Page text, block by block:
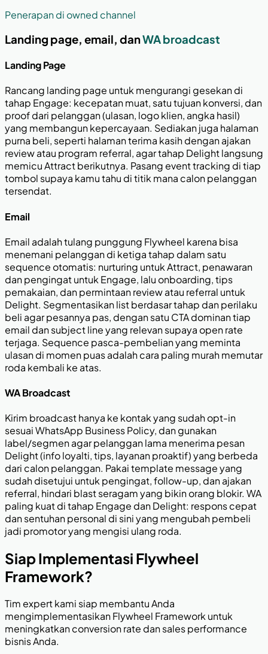
Penerapan di owned channel
Landing page, email, danWA broadcast
Landing Page
Rancang landing page untuk mengurangi gesekan di
tahap Engage: kecepatan muat, satu tujuan konversi, dan
proof dari pelanggan (ulasan, logo klien, angka hasil)
yang membangun kepercayaan. Sediakan juga halaman
purna beli, seperti halaman terima kasih dengan ajakan
review atau program referral, agar tahap Delight langsung
memicu Attract berikutnya. Pasang event tracking di tiap
tombol supaya kamu tahu di titik mana calon pelanggan
tersendat.
Email
Email adalah tulang punggung Flywheel karena bisa
menemani pelanggan di ketiga tahap dalam satu
sequence otomatis: nurturing untuk Attract, penawaran
dan pengingat untuk Engage, lalu onboarding, tips
pemakaian, dan permintaan review atau referral untuk
Delight. Segmentasikan list berdasar tahap dan perilaku
beli agar pesannya pas, dengan satu CTA dominan tiap
email dan subject line yang relevan supaya open rate
terjaga. Sequence pasca-pembelian yang meminta
ulasan di momen puas adalah cara paling murah memutar
roda kembali ke atas.
WA Broadcast
Kirim broadcast hanya ke kontak yang sudah opt-in
sesuai WhatsApp Business Policy, dan gunakan
label/segmen agar pelanggan lama menerima pesan
Delight (info loyalti, tips, layanan proaktif) yang berbeda
dari calon pelanggan. Pakai template message yang
sudah disetujui untuk pengingat, follow-up, dan ajakan
referral, hindari blast seragam yang bikin orang blokir. WA
paling kuat di tahap Engage dan Delight: respons cepat
dan sentuhan personal di sini yang mengubah pembeli
jadi promotor yang mengisi ulang roda.
Siap Implementasi Flywheel
Framework?
Tim expert kami siap membantu Anda
mengimplementasikan Flywheel Framework untuk
meningkatkan conversion rate dan sales performance
bisnis Anda.